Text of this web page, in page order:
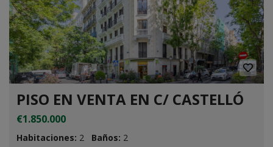
PISO EN VENTA EN C/ CASTELLÓ
€1.850.000
Habitaciones: 2 Baños: 2